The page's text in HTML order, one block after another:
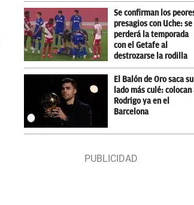
Se confirman los
presagios con Uche: se
perderá la temporada
con el Getafe al
destrozarse la rodilla
El Balón de Oro saca su
lado más culé: colocan
Rodrigo ya en el
Barcelona